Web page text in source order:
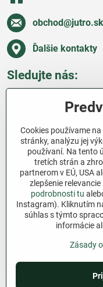
obchod​@jutro​.sk
Ďalšie kontakty
Sledujte nás:
Všetko o nákupe
Ďakujeme za
Sme slovenský
vďaka vám –
lásku k pôde​.
pokračovať v
záhradkárom
Predvoľby
Cookies používame
stránky, analýzu jej
používaní. Na tento
tretích strán a
partnerom v EÚ, USA
zlepšenie
podrobnosti tu
Instagram). Kliknutím
súhlas s týmto
informácie
Zásady